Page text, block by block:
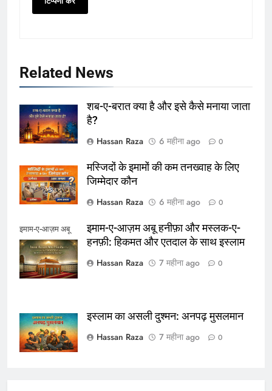
Related News
शब-ए-बरात क्या है और इसे कैसे मनाया जाता
है?
Hassan Raza
6 महीना ago 0
मस्जिदों के इमामों की कम तनख्वाह के लिए
जिम्मेदार कौन
Hassan Raza
6 महीना ago 0
इमाम-ए-आज़म अबू
हनीफ़ा
इमाम-ए-आज़म अबू हनीफ़ा और मस्लक-ए-
हनफ़ी: हिकमत और एतदाल के साथ इस्लाम
Hassan Raza
7 महीना ago 0
इस्लाम का असली दुश्मन: अनपढ़ मुसलमान
Hassan Raza
7 महीना ago 0